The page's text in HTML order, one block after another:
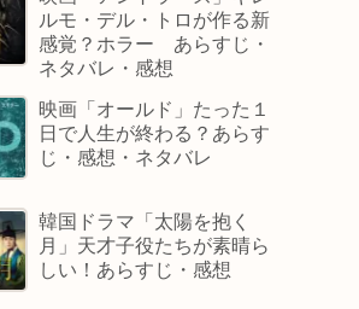
ルモ・デル・トロが作る新
感覚？ホラー あらすじ・
ネタバレ・感想
映画「オールド」たった１
日で人生が終わる？あらす
じ・感想・ネタバレ
韓国ドラマ「太陽を抱く
月」天才子役たちが素晴ら
しい！あらすじ・感想